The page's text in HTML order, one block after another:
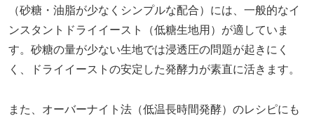
（砂糖・油脂が少なくシンプルな配合）には、一般的なイ
ンスタントドライイースト（低糖生地用）が適していま
す。砂糖の量が少ない生地では浸透圧の問題が起きにく
く、ドライイーストの安定した発酵力が素直に活きます。
また、オーバーナイト法（低温長時間発酵）のレシピにも